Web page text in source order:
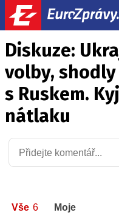
Diskuze:
volby, shodly
s Ruskem.
nátlaku